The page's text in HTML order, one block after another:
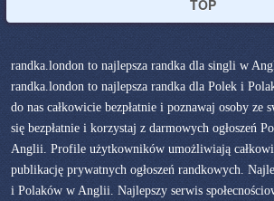
TOP
randka.london to najlepsza randka dla singli w
randka.london to najlepsza randka dla Polek i
do nas całkowicie bezpłatnie i poznawaj osoby
się bezpłatnie i korzystaj z darmowych ogłoszeń
Anglii. Profile użytkowników umożliwiają
publikację prywatnych ogłoszeń randkowych.
i Polaków w Anglii. Najlepszy serwis